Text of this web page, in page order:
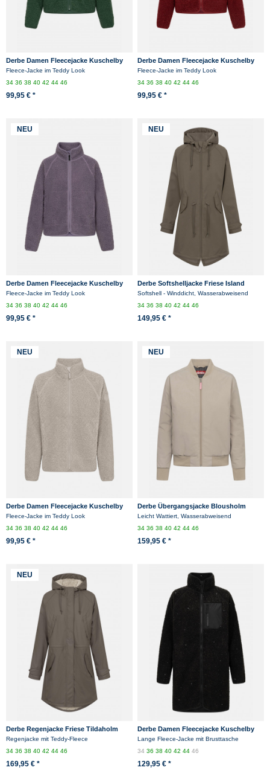
Derbe Damen Fleecejacke Kuschelby
Grün Teddy
Fleece-Jacke im Teddy Look
34363840424446
99,95 € *
Derbe Damen Fleecejacke Kuschelby
Rot Teddy
Fleece-Jacke im Teddy Look
34363840424446
99,95 € *
NEU
Derbe Damen Fleecejacke Kuschelby
Lila Grau Teddy
Fleece-Jacke im Teddy Look
34363840424446
99,95 € *
NEU
Derbe Softshelljacke Friese Island
Damen Braun Übergangsjacke
Softshell - Winddicht, Wasserabweisend
34363840424446
149,95 € *
NEU
Derbe Damen Fleecejacke Kuschelby
Beige Creme
Fleece-Jacke im Teddy Look
34363840424446
99,95 € *
NEU
Derbe Übergangsjacke Blousholm
Damen Beige Warm Gefüttert Blouson
Nadelstreifen
Leicht Wattiert, Wasserabweisend
34363840424446
159,95 € *
NEU
Derbe Regenjacke Friese Tildaholm
Damen Braun Gefüttert
Regenjacke mit Teddy-Fleece
34363840424446
169,95 € *
Derbe Damen Fleecejacke Kuschelby
Long Schwarz Teddy Glitzer
Lange Fleece-Jacke mit Brusttasche
34363840424446
129,95 € *